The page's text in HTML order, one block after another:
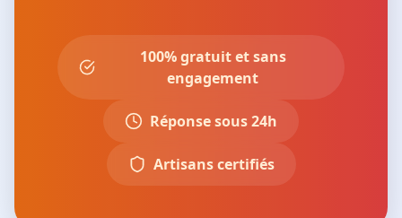
100% gratuit et sans
engagement
Réponse sous 24h
Artisans certifiés